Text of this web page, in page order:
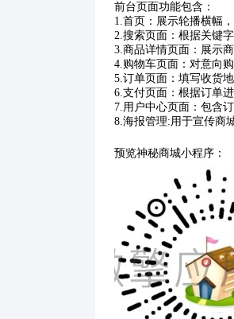
前台页面功能包含：
1.首页：展示轮播横幅
2.搜索页面：根据关键
3.商品详情页面：展示
4.购物车页面：对意向
5.订单页面：填写收货
6.支付页面：根据订单
7.用户中心页面：包含
8.海报管理:用于宣传商城
预览神秘商城小程序：